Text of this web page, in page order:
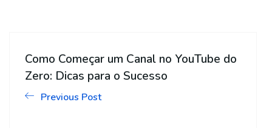
Como Começar um Canal no YouTube do
Zero: Dicas para o Sucesso
Previous Post